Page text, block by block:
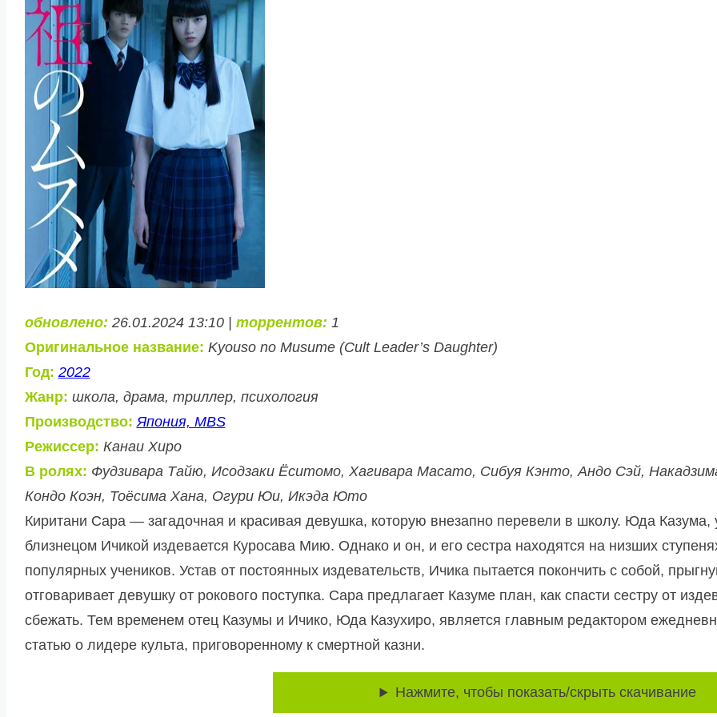
обновлено: 26.01.2024 13:10 | торрентов: 1
Оригинальное название: Kyouso no Musume (Cult Leader’s Daughter)
Год: 2022
Жанр: школа, драма, триллер, психология
Производство: Япония, MBS
Режиссер: Канаи Хиро
В ролях: Фудзивара Тайю, Исодзаки Ёситомо, Хагивара Масато, Сибуя Кэнто, Андо Сэй,
Кондо Коэн, Тоёсима Хана, Огури Юи, Икэда Юто
Киритани Сара — загадочная и красивая девушка, которую внезапно перевели в школу. Юда Казума,
близнецом Ичикой издевается Куросава Мию. Однако и он, и его сестра находятся на низших
популярных учеников. Устав от постоянных издевательств, Ичика пытается покончить с собой,
отговаривает девушку от рокового поступка. Сара предлагает Казуме план, как спасти сестру от
сбежать. Тем временем отец Казумы и Ичико, Юда Казухиро, является главным редактором
статью о лидере культа, приговоренному к смертной казни.
Нажмите, чтобы показать/скрыть скачивание